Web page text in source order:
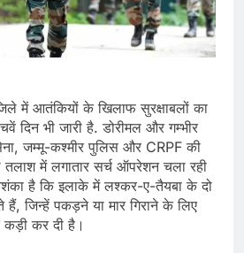
में आतंकियों के खिलाफ सुरक्षाबलों का
दिन भी जारी है. डोरीमल और गम्भीर
जम्मू-कश्मीर पुलिस और CRPF की
में लगातार सर्च ऑपरेशन चला रही
है कि इलाके में लश्कर-ए-तैयबा के दो
जिन्हें पकड़ने या मार गिराने के लिए
कड़ी कर दी है।